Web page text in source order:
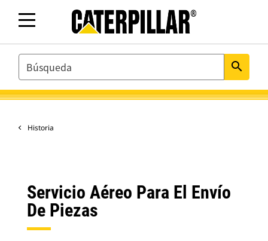
SEARCH search
Historia
Servicio Aéreo Para El Envío
De Piezas